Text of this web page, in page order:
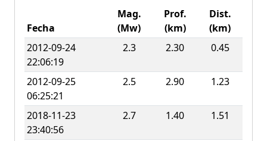
Fecha
Mag.
(Mw)
Prof.
(km)
Dist.
(km)
2012-09-24
22:06:19
2.3 2.30 0.45
2012-09-25
06:25:21
2.5 2.90 1.23
2018-11-23
23:40:56
2.7 1.40 1.51